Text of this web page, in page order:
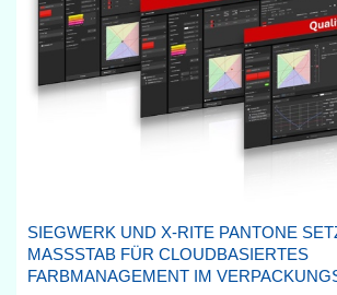
SIEGWERK UND X-RITE PANTONE
MASSSTAB FÜR CLOUDBASIERTES F
ARBMANAGEMENT IM